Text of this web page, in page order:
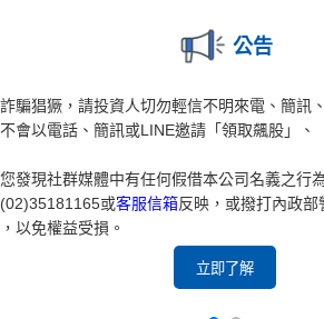
公告
騙猖獗，請投資人切勿輕信不明來電、簡訊
會以電話、簡訊或LINE邀請「領取飆股」、
發現社群媒體中有任何假借本公司名義之行
或客服信箱反映，或撥打內政
以免權益受損。
立即了解